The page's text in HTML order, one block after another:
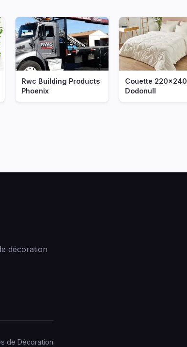
Rwc Building Products
Phoenix
Couette 220x240
Dodonull
décoration
de Décoration